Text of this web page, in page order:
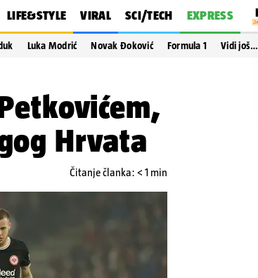
LIFE&STYLE VIRAL SCI/TECH EXPRESS
Luka Modrić Novak Đoković Formula 1 Vidi još…
Hrvata
Čitanje članka: < 1 min